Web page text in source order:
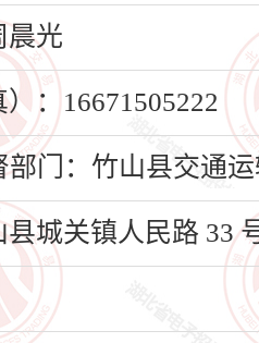
晨光
：16671505222
部门：竹山县交通
城关镇人民路 33